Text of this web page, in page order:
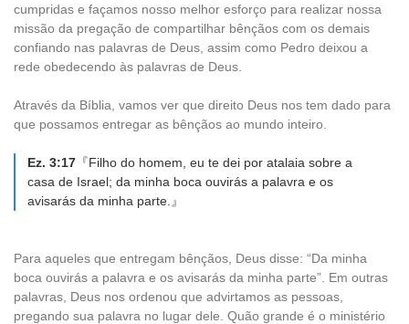
cumpridas e façamos nosso melhor esforço para realizar nossa
missão da pregação de compartilhar bênçãos com os demais
confiando nas palavras de Deus, assim como Pedro deixou a
rede obedecendo às palavras de Deus.
Através da Bíblia, vamos ver que direito Deus nos tem dado para
que possamos entregar as bênçãos ao mundo inteiro.
Ez. 3:17 『Filho do homem, eu te dei por atalaia sobre a
casa de Israel; da minha boca ouvirás a palavra e os
avisarás da minha parte.』
Para aqueles que entregam bênçãos, Deus disse: “Da minha
boca ouvirás a palavra e os avisarás da minha parte”. Em outras
palavras, Deus nos ordenou que advirtamos as pessoas,
pregando sua palavra no lugar dele. Quão grande é o ministério